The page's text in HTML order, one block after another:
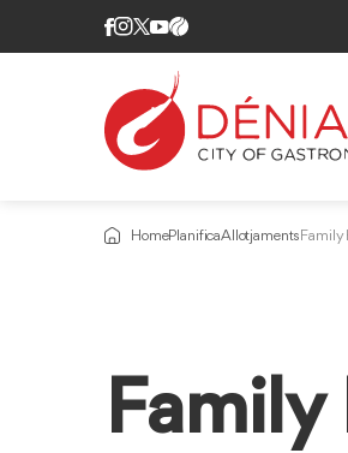
HomePlanificaAllotjaments Family
Family